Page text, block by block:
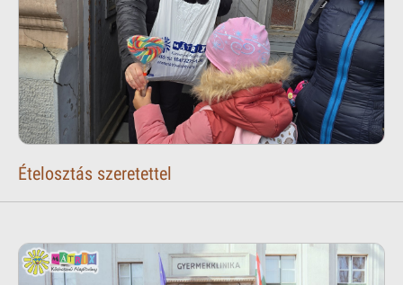
Ételosztás szeretettel